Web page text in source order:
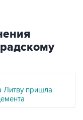
Литву пришла